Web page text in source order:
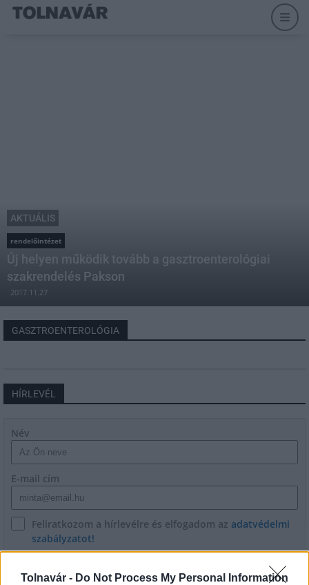
Tolnavár - Do Not Process My Personal Information
AKTUÁLIS
rendelőintézet
Új helyen működik tovább a gasztroenterológiai
szakrendelés Pakson
2017.11.27
GASZTROENTEROLÓGIA
HÍRLEVÉL
Név
E-mail cím
Feliratkozom a hírlevélre és elfogadom az adatvédelmi
szabályzatot!